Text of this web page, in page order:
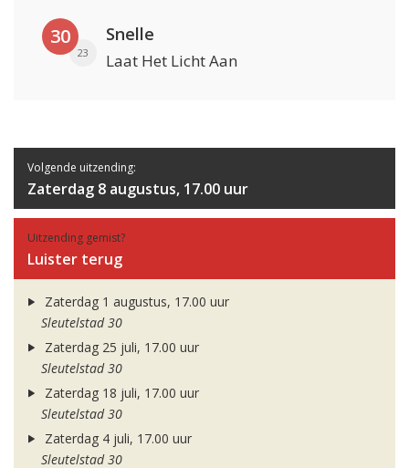
30
23
Snelle
Laat Het Licht Aan
Volgende uitzending:
Zaterdag 8 augustus, 17.00 uur
Uitzending gemist?
Luister terug
Zaterdag 1 augustus, 17.00 uur
Sleutelstad 30
Zaterdag 25 juli, 17.00 uur
Sleutelstad 30
Zaterdag 18 juli, 17.00 uur
Sleutelstad 30
Zaterdag 4 juli, 17.00 uur
Sleutelstad 30